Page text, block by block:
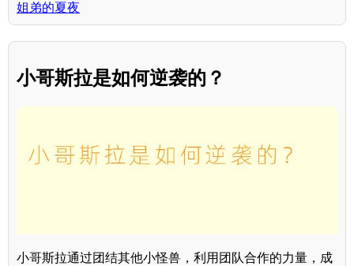
姐弟的夏夜
小哥斯拉是如何逆袭的？
小哥斯拉通过团结其他小怪兽，利用团队合作的力量，成